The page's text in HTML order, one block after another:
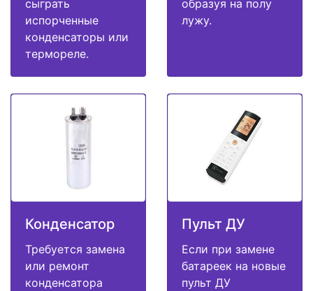
сыграть
испорченные
конденсаторы или
термореле.
образуя на полу
лужу.
Конденсатор
Требуется замена
или ремонт
конденсатора
Пульт ДУ
Если при замене
батареек на новые
пульт ДУ